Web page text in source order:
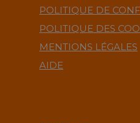
POLITIQUE DE
POLITIQUE DES
MENTIONS LÉGALES
AIDE